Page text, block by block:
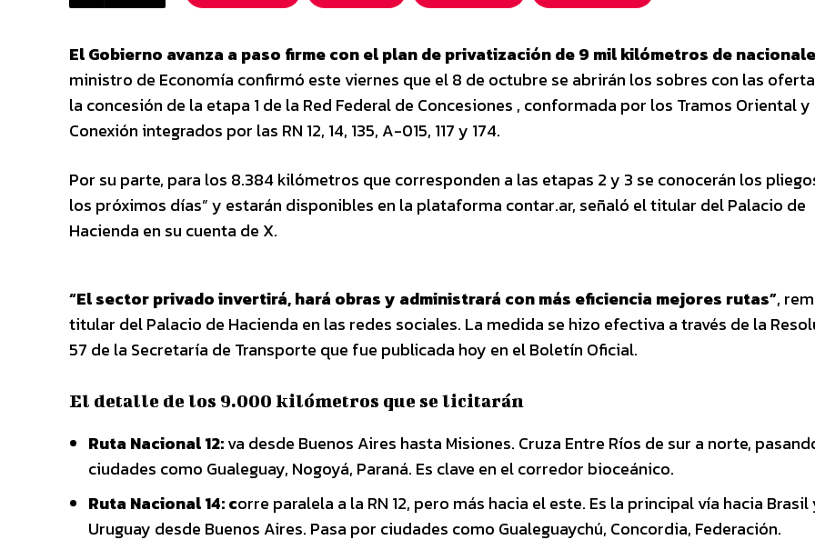
El Gobierno avanza a paso firme con el plan de privatización de 9 mil kilómetros de
ministro de Economía confirmó este viernes que el 8 de octubre se abrirán los sobres con las
la concesión de la etapa 1 de la Red Federal de Concesiones , conformada por los Tramos Oriental y
Conexión integrados por las RN 12, 14, 135, A-015, 117 y 174.
Por su parte, para los 8.384 kilómetros que corresponden a las etapas 2 y 3 se conocerán los
los próximos días” y estarán disponibles en la plataforma contar.ar, señaló el titular del Palacio de
Hacienda en su cuenta de X.
“El sector privado invertirá, hará obras y administrará con más eficiencia mejores rutas”,
titular del Palacio de Hacienda en las redes sociales. La medida se hizo efectiva a través de la
57 de la Secretaría de Transporte que fue publicada hoy en el Boletín Oficial.
El detalle de los 9.000 kilómetros que se licitarán
Ruta Nacional 12:va desde Buenos Aires hasta Misiones. Cruza Entre Ríos de sur a norte,
ciudades como Gualeguay, Nogoyá, Paraná. Es clave en el corredor bioceánico.
Ruta Nacional 14: corre paralela a la RN 12, pero más hacia el este. Es la principal vía hacia Brasil
Uruguay desde Buenos Aires. Pasa por ciudades como Gualeguaychú, Concordia, Federación.